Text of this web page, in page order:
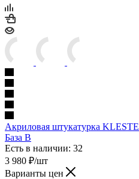
Акриловая штукатурка
База B
Есть в наличии: 32
3 980 ₽/шт
Варианты цен